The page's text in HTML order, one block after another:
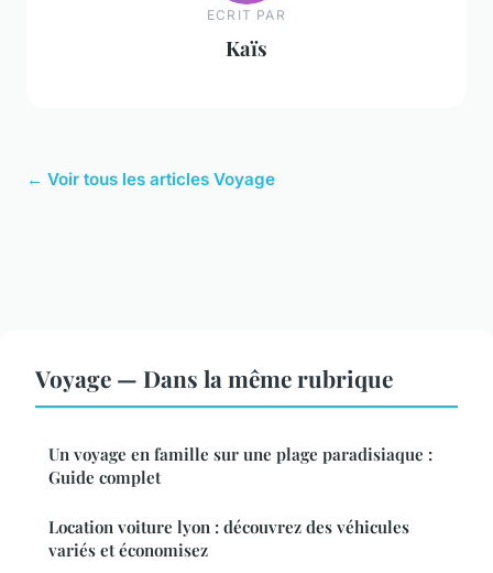
ECRIT PAR
Kaïs
← Voir tous les articles Voyage
Voyage — Dans la même rubrique
Un voyage en famille sur une plage paradisiaque :
Guide complet
Location voiture lyon : découvrez des véhicules
variés et économisez